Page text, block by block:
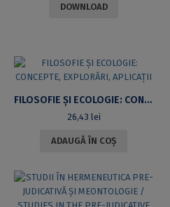
DOWNLOAD
FILOSOFIE ȘI ECOLOGIE: CONCEPTE, EXPLORĂRI, APLICAȚII
26,43 lei
ADAUGĂ ÎN COȘ